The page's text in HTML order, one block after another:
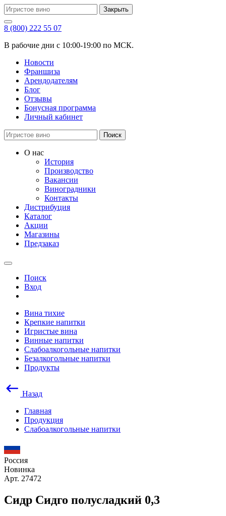
Закрыть
8 (800) 222 55 07
В рабочие дни с 10:00-19:00 по МСК.
Новости
Франшиза
Арендодателям
Блог
Отзывы
Бонусная программа
Личный кабинет
Поиск
О нас
История
Производство
Вакансии
Виноградники
Контакты
Дистрибуция
Каталог
Акции
Магазины
Предзаказ
Поиск
Вход
Вина тихие
Крепкие напитки
Игристые вина
Винные напитки
Слабоалкогольные напитки
Безалкогольные напитки
Продукты
Назад
Главная
Продукция
Слабоалкогольные напитки
Россия
Новинка
Арт. 27472
Сидр Сидго полусладкий 0,3